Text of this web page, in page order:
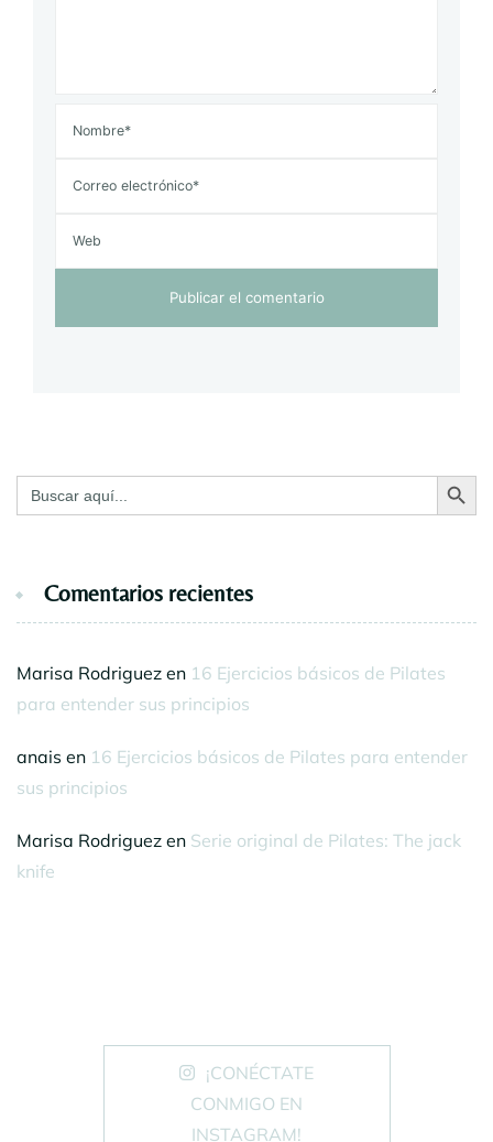
Buscar: Botón de
Comentarios recientes
Marisa Rodriguez en 16 Ejercicios básicos de Pilates
para entender sus principios
anais en 16 Ejercicios básicos de Pilates para entender
sus principios
Marisa Rodriguez en Serie original de Pilates: The jack
knife
¡CONÉCTATE
CONMIGO EN
INSTAGRAM!